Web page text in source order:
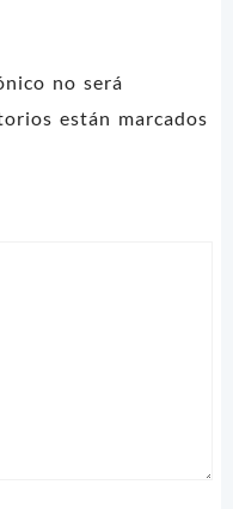
no será
están marcados